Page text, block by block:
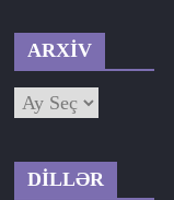
ARXİV
ARXİV
DİLLƏR